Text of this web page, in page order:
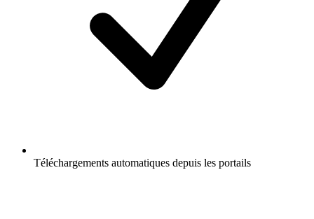
Téléchargements automatiques depuis les portails